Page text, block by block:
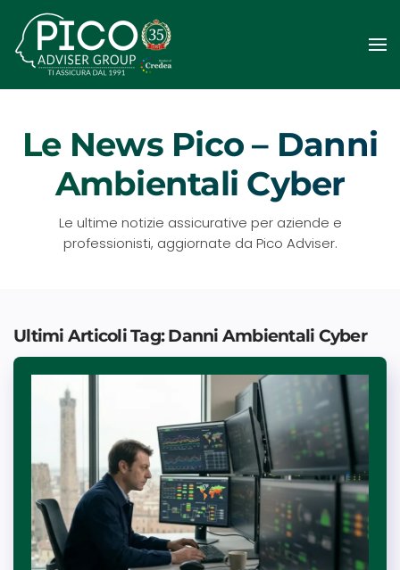
Passa
al
contenuto
Le News Pico – Danni
Ambientali Cyber
Le ultime notizie assicurative per aziende e
professionisti, aggiornate da Pico Adviser.
Ultimi Articoli Tag: Danni Ambientali Cyber